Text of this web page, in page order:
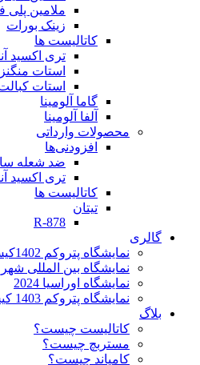
ملامین
زینک بورات
کاتالیست ها
تری اکسید
استات منگنز
استات
گاما آلومینا
آلفا آلومینا
محصولات وارداتی
افزودنی‌ها
ضد شعله
تری اکسید
کاتالیست ها
تیتان
R-878
گالری
نمایشگاه پتروکم 1402کیش
نمایشگاه بین المللی
نمایشگاه اوراسیا 2024
نمایشگاه پتروکم 1403 کیش
بلاگ
کاتالیست چیست؟
مستربچ چیست؟
کامپاند چیست؟